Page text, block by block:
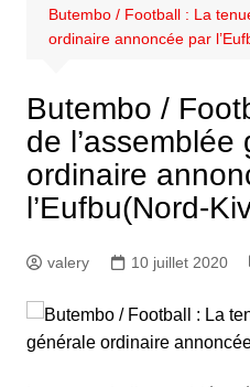
Butembo / Football : La
ordinaire annoncée par
Butembo /
de l’assemblée
ordinaire
l’Eufbu(Nord-
valery 10 juillet 2020